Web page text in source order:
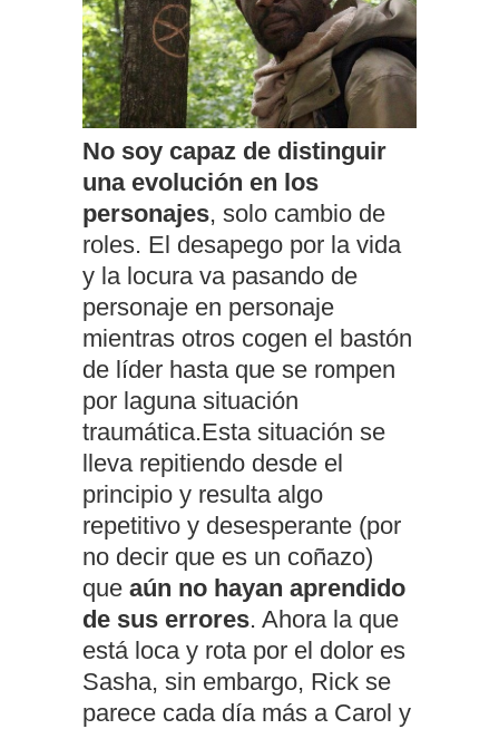
No soy capaz de distinguir
una evolución en los
personajes, solo cambio de
roles. El desapego por la vida
y la locura va pasando de
personaje en personaje
mientras otros cogen el bastón
de líder hasta que se rompen
por laguna situación
traumática.Esta situación se
lleva repitiendo desde el
principio y resulta algo
repetitivo y desesperante (por
no decir que es un coñazo)
que aún no hayan aprendido
de sus errores. Ahora la que
está loca y rota por el dolor es
Sasha, sin embargo, Rick se
parece cada día más a Carol y